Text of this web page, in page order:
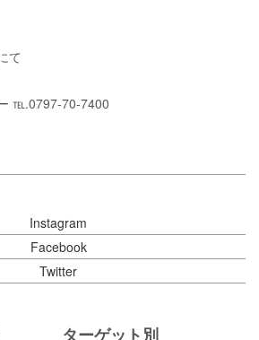
て
℡.0797-70-7400
Instagram
Facebook
Twitter
ターゲット別